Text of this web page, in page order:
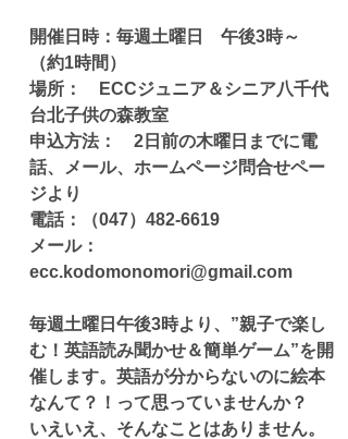
開催日時：毎週土曜日　午後3時～
（約1時間）
場所：　ECCジュニア＆シニア八千代
台北子供の森教室
申込方法：　2日前の木曜日までに電
話、メール、ホームページ問合せペー
ジより
電話：（047）482-6619
メール：
ecc.kodomonomori@gmail.com
毎週土曜日午後3時より、”親子で楽し
む！英語読み聞かせ＆簡単ゲーム”を開
催します。英語が分からないのに絵本
なんて？！って思っていませんか？
いえいえ、そんなことはありません。